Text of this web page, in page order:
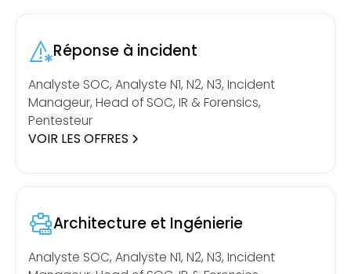
Réponse à incident
Analyste SOC, Analyste N1, N2, N3, Incident
Manageur, Head of SOC, IR & Forensics,
Pentesteur
VOIR LES OFFRES
Architecture et Ingénierie
Analyste SOC, Analyste N1, N2, N3, Incident